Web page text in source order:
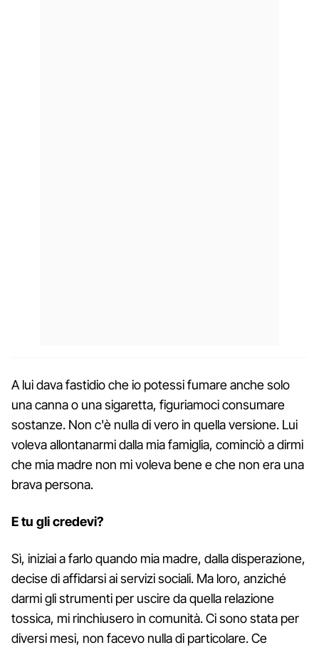
A lui dava fastidio che io potessi fumare anche solo
una canna o una sigaretta, figuriamoci consumare
sostanze. Non c'è nulla di vero in quella versione. Lui
voleva allontanarmi dalla mia famiglia, cominciò a dirmi
che mia madre non mi voleva bene e che non era una
brava persona.
E tu gli credevi?
Sì, iniziai a farlo quando mia madre, dalla disperazione,
decise di affidarsi ai servizi sociali. Ma loro, anziché
darmi gli strumenti per uscire da quella relazione
tossica, mi rinchiusero in comunità. Ci sono stata per
diversi mesi, non facevo nulla di particolare. Ce